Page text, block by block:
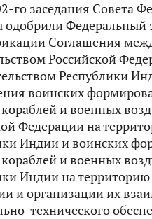
го заседания Совета
одобрили Федеральный
Соглашения
Российской
Республики
воинских
и военных
Федерации на
Индии и воинских
и военных
Индии на территорию
и организации их
технического